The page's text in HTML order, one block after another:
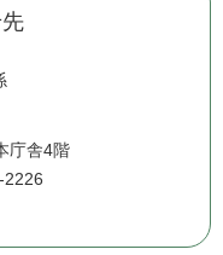
庁舎4階
2226